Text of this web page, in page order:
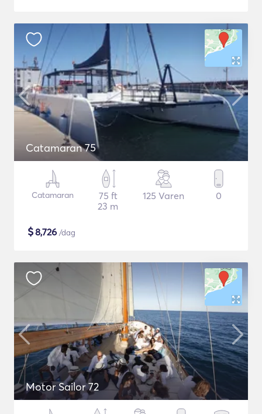
Catamaran 75
Catamaran
75 ft
23 m
125 Varen 0
$8,726 /dag
Motor Sailor 72